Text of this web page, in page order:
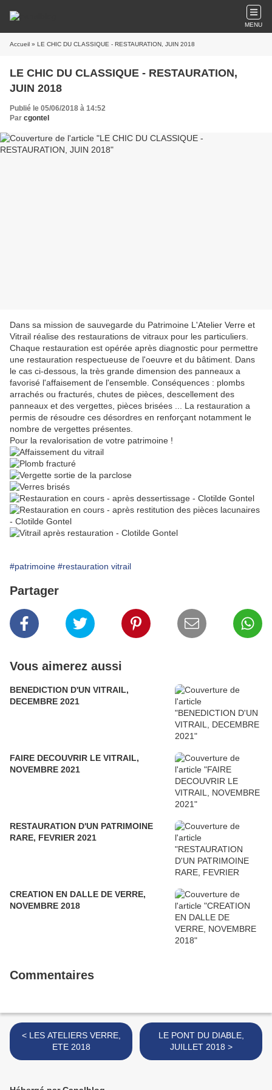
MENU
Accueil » LE CHIC DU CLASSIQUE - RESTAURATION, JUIN 2018
LE CHIC DU CLASSIQUE - RESTAURATION,
JUIN 2018
Publié le 05/06/2018 à 14:52
Par cgontel
Dans sa mission de sauvegarde du Patrimoine L'Atelier Verre et
Vitrail réalise des restaurations de vitraux pour les particuliers.
Chaque restauration est opérée après diagnostic pour permettre
une restauration respectueuse de l'oeuvre et du bâtiment. Dans
le cas ci-dessous, la très grande dimension des panneaux a
favorisé l'affaisement de l'ensemble. Conséquences : plombs
arrachés ou fracturés, chutes de pièces, descellement des
panneaux et des vergettes, pièces brisées ... La restauration a
permis de résoudre ces désordres en renforçant notamment le
nombre de vergettes présentes.
Pour la revalorisation de votre patrimoine !
#patrimoine #restauration vitrail
Partager
Vous aimerez aussi
BENEDICTION D'UN VITRAIL,
DECEMBRE 2021
FAIRE DECOUVRIR LE VITRAIL,
NOVEMBRE 2021
RESTAURATION D'UN PATRIMOINE
RARE, FEVRIER 2021
CREATION EN DALLE DE VERRE,
NOVEMBRE 2018
Commentaires
< LES ATELIERS VERRE,
ETE 2018
LE PONT DU DIABLE,
JUILLET 2018 >